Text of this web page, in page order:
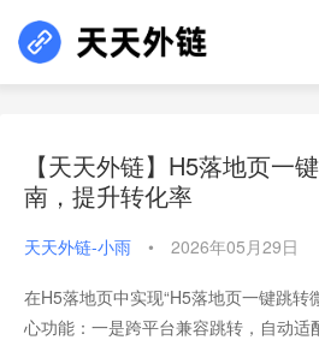
【天天外链】H5落地页一
南，提升转化率
天天外链-小雨 • 2026年05月29日
在H5落地页中实现“H5落地页一键跳转
心功能：一是跨平台兼容跳转，自动适